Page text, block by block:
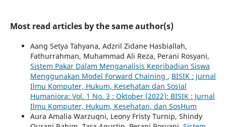
Most read articles by the same author(s)
Aang Setya Tahyana, Adzril Zidane Hasbiallah,
Fathurrahman, Muhammad Ali Reza, Perani Rosyani,
Sistem Pakar Dalam Menganalisis Kepribadian Siswa
Menggunakan Model Forward Chaining , BISIK : Jurnal
Ilmu Komputer, Hukum, Kesehatan dan Sosial
Humaniora: Vol. 1 No. 3 : Oktober (2022): BISIK : Jurnal
Ilmu Komputer, Hukum, Kesehatan, dan SosHum
Aura Amalia Warzuqni, Leony Fristy Turnip, Shindy